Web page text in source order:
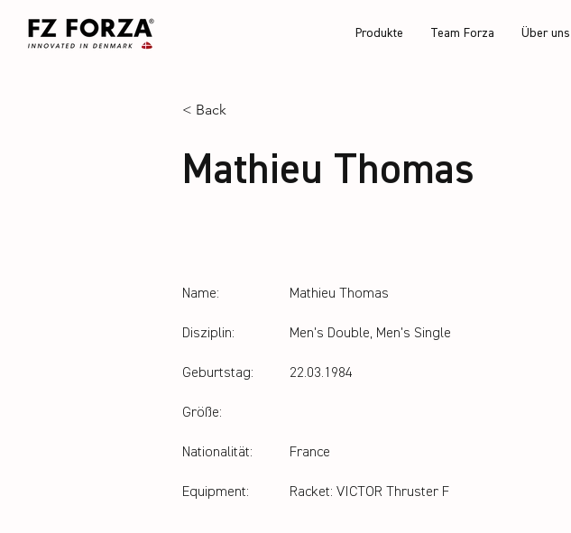
Produkte Team Forza Über uns
< Back
Mathieu Thomas
Name:
Disziplin:
Geburtstag:
Größe:
Nationalität:
Equipment:
Mathieu Thomas
Men's Double, Men's Single
22.03.1984
France
Racket: VICTOR Thruster F